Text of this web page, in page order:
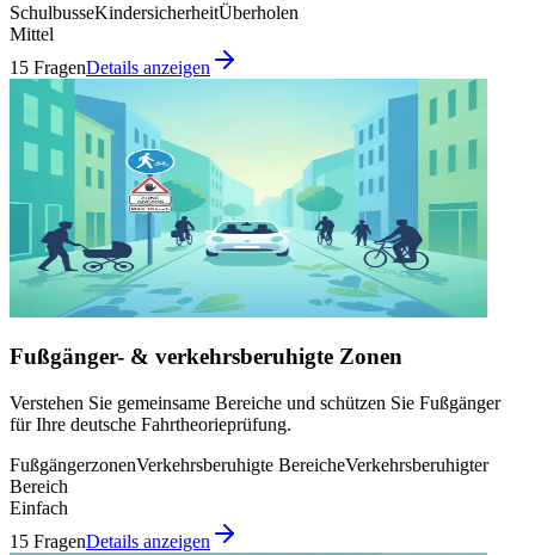
SchulbusseKindersicherheitÜberholen
Mittel
15 FragenDetails anzeigen
Fußgänger- & verkehrsberuhigte Zonen
Verstehen Sie gemeinsame Bereiche und schützen Sie Fußgänger
für Ihre deutsche Fahrtheorieprüfung.
FußgängerzonenVerkehrsberuhigte BereicheVerkehrsberuhigter
Bereich
Einfach
15 FragenDetails anzeigen